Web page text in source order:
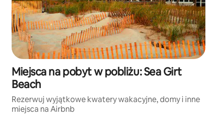
Miejsca na pobyt w pobliżu: Sea Girt
Beach
Rezerwuj wyjątkowe kwatery wakacyjne, domy i inne
miejsca na Airbnb